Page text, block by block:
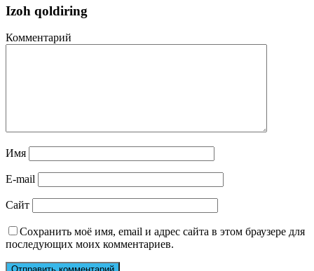
Izoh qoldiring
Комментарий
Имя
E-mail
Сайт
Сохранить моё имя, email и адрес сайта в этом браузере для
последующих моих комментариев.